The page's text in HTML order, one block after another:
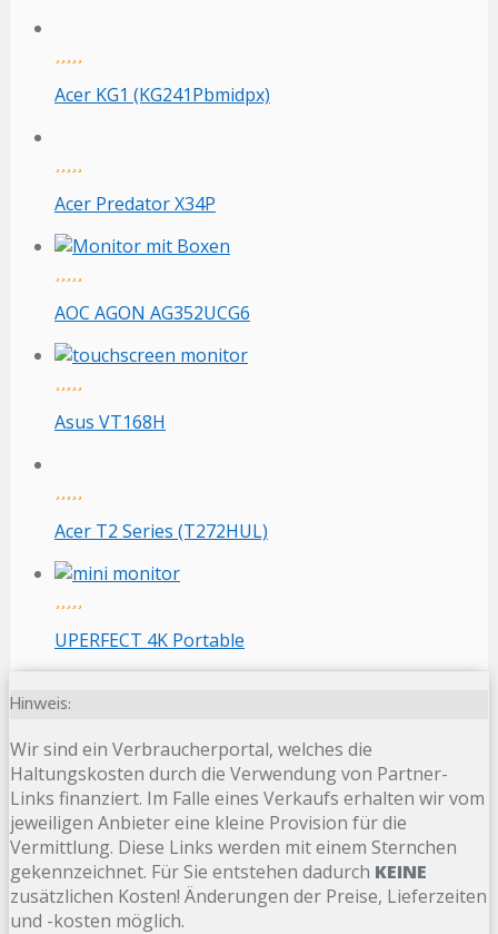
Acer KG1 (KG241Pbmidpx)
Acer Predator X34P
AOC AGON AG352UCG6
Asus VT168H
Acer T2 Series (T272HUL)
UPERFECT 4K Portable
Hinweis:
Wir sind ein Verbraucherportal, welches die
Haltungskosten durch die Verwendung von Partner-
Links finanziert. Im Falle eines Verkaufs erhalten wir vom
jeweiligen Anbieter eine kleine Provision für die
Vermittlung. Diese Links werden mit einem Sternchen
gekennzeichnet. Für Sie entstehen dadurch KEINE
zusätzlichen Kosten! Änderungen der Preise, Lieferzeiten
und -kosten möglich.